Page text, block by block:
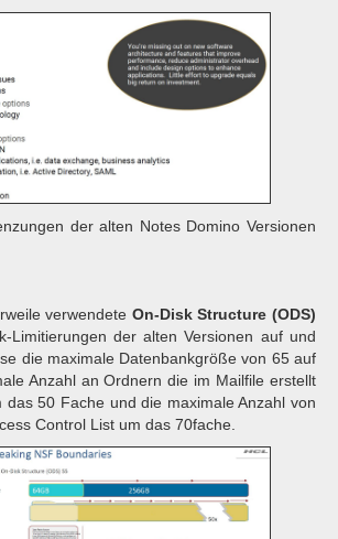
der alten Notes Domino Versionen
verwendete On-Disk Structure (ODS)
Limitierungen der alten Versionen auf und
die maximale Datenbankgröße von 65 auf
Anzahl an Ordnern die im Mailfile erstellt
das 50 Fache und die maximale Anzahl von
Control List um das 70fache.